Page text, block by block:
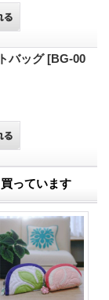
バッグ[BG-00
っています